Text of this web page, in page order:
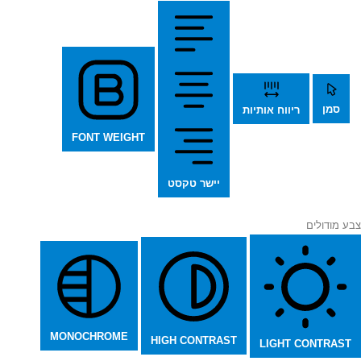
סמן ריווח אותיות
יישר טקסט
FONT WEIGHT
צבע מודולים
LIGHT CONTRAST
HIGH CONTRAST
MONOCHROME